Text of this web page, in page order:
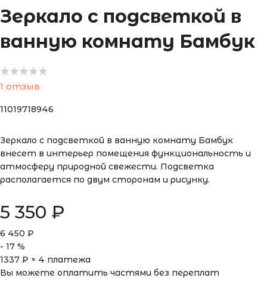
Зеркало с подсветкой в
ванную комнату Бамбук
1 отзыв
11019718946
Зеркало с подсветкой в ванную комнату Бамбук
внесет в интерьер помещения функциональность и
атмосферу природной свежести. Подсветка
располагается по двум сторонам и рисунку.
5 350 ₽
6 450 ₽
- 17 %
1337 ₽ × 4 платежа
Вы можете оплатить частями без переплат